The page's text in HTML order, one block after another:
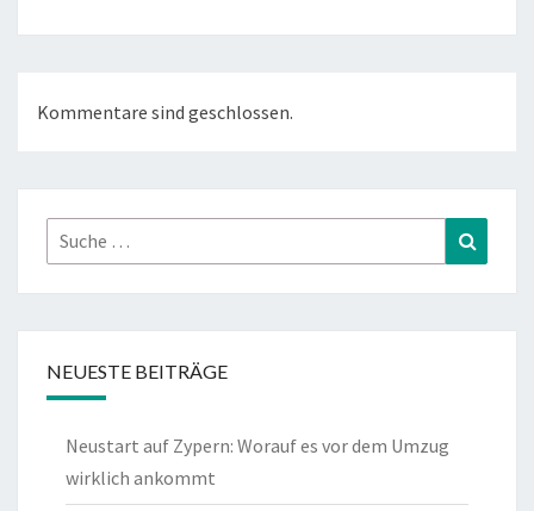
Kommentare sind geschlossen.
Suche
nach:
NEUESTE BEITRÄGE
Neustart auf Zypern: Worauf es vor dem Umzug
wirklich ankommt